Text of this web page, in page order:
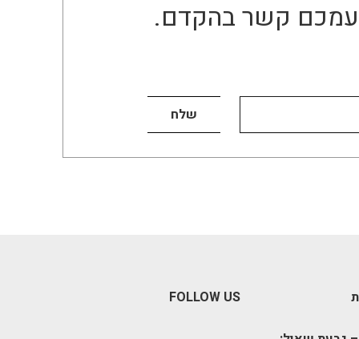
עמכם קשר בהקדם.
FOLLOW US